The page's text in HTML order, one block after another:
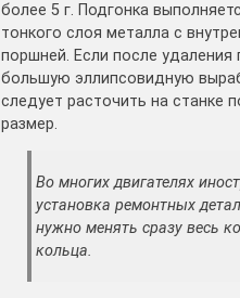
более 5 г. Подгонка
тонкого слоя металла с
поршней. Если после удаления
большую эллипсовидную
следует расточить на станке
размер.
Во многих двигателях
установка ремонтных
нужно менять сразу весь
кольца.